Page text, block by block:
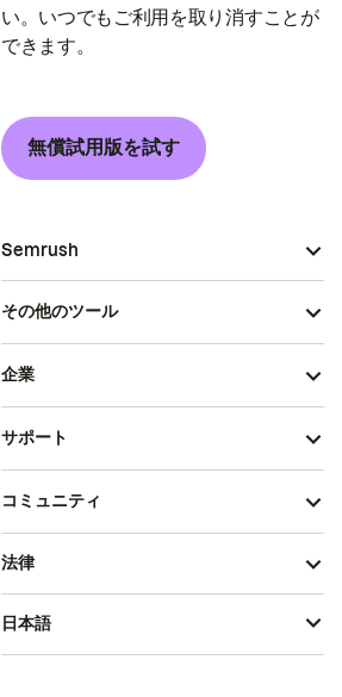
い。いつでもご利用を取り消すことが
できます。
無償試用版を試す
Semrush
その他のツール
企業
サポート
コミュニティ
法律
日本語